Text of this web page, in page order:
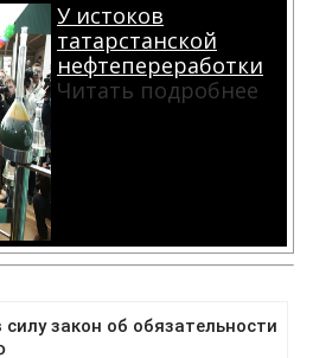
У истоков
татарстанской
нефтепереработки
Читать подробнее